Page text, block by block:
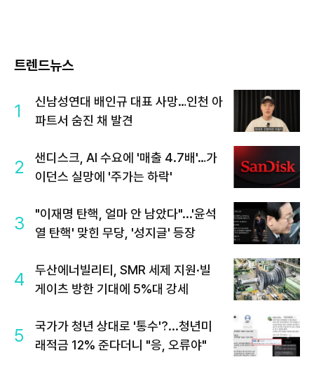
트렌드뉴스
1
신남성연대 배인규 대표 사망…인천 아
파트서 숨진 채 발견
2
샌디스크, AI 수요에 '매출 4.7배'…가
이던스 실망에 '주가는 하락'
3
"이재명 탄핵, 얼마 안 남았다"...'윤석
열 탄핵' 맞힌 무당, '성지글' 등장
4
두산에너빌리티, SMR 세제 지원·빌
게이츠 방한 기대에 5%대 강세
5
국가가 청년 상대로 '통수'?...청년미
래적금 12% 준다더니 "응, 오류야"